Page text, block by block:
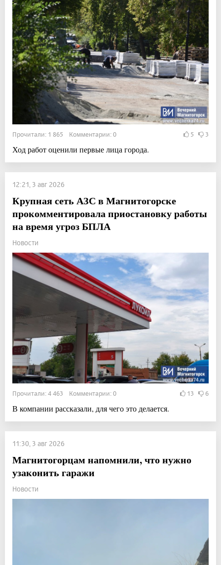
Прочитали: 1 865 Комментарии: 0 5 3
Ход работ оценили первые лица города.
12:21, 3 авг 2026
Крупная сеть АЗС в Магнитогорске
прокомментировала приостановку работы
на время угроз БПЛА
Новости
Прочитали: 4 463 Комментарии: 0 13 6
В компании рассказали, для чего это делается.
11:30, 3 авг 2026
Магнитогорцам напомнили, что нужно
узаконить гаражи
Новости